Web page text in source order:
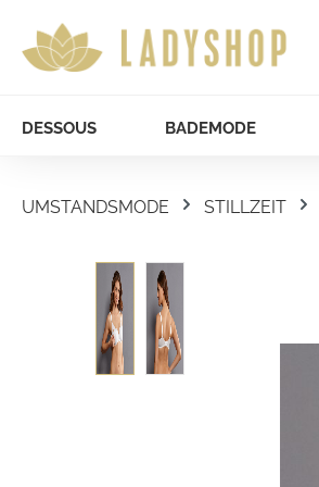
DESSOUS BADEMODE
UMSTANDSMODE STILLZEIT
Bildergalerie überspringen